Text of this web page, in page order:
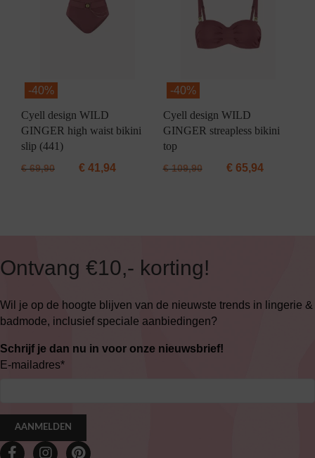
-40%
Cyell design WILD
GINGER high waist bikini
slip (441)
€69,90 € 41,94
-40%
Cyell design WILD
GINGER streapless bikini
top
€109,90 €65,94
Ontvang €10,- korting!
Wil je op de hoogte blijven van de nieuwste trends in lingerie &
badmode, inclusief speciale aanbiedingen?
Schrijf je dan nu in voor onze nieuwsbrief!
E-mailadres*
AANMELDEN